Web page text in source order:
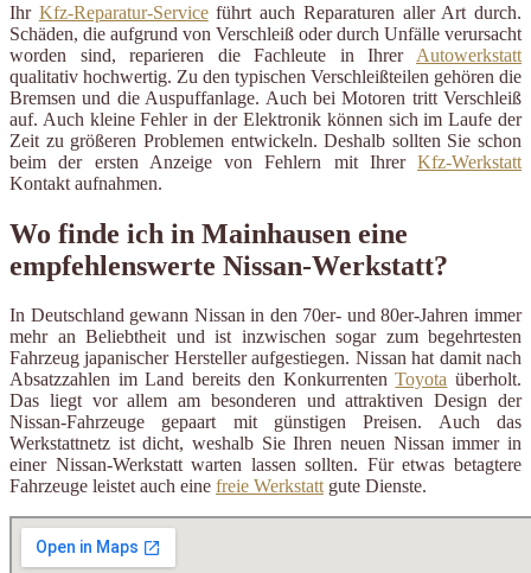
Ihr Kfz-Reparatur-Serviceführt auch Reparaturen aller Art durch.
Schäden, die aufgrund von Verschleiß oder durch Unfälle verursacht
worden sind, reparieren die Fachleute in Ihrer Autowerkstatt
qualitativ hochwertig. Zu den typischen Verschleißteilen gehören die
Bremsen und die Auspuffanlage. Auch bei Motoren tritt Verschleiß
auf. Auch kleine Fehler in der Elektronik können sich im Laufe der
Zeit zu größeren Problemen entwickeln. Deshalb sollten Sie schon
beim der ersten Anzeige von Fehlern mit Ihrer Kfz-Werkstatt
Kontakt aufnahmen.
Wo finde ich in Mainhausen eine
empfehlenswerte Nissan-Werkstatt?
In Deutschland gewann Nissan in den 70er- und 80er-Jahren immer
mehr an Beliebtheit und ist inzwischen sogar zum begehrtesten
Fahrzeug japanischer Hersteller aufgestiegen. Nissan hat damit nach
Absatzzahlen im Land bereits den KonkurrentenToyota überholt.
Das liegt vor allem am besonderen und attraktiven Design der
Nissan-Fahrzeuge gepaart mit günstigen Preisen. Auch das
Werkstattnetz ist dicht, weshalb Sie Ihren neuen Nissan immer in
einer Nissan-Werkstatt warten lassen sollten. Für etwas betagtere
Fahrzeuge leistet auch eine freie Werkstattgute Dienste.